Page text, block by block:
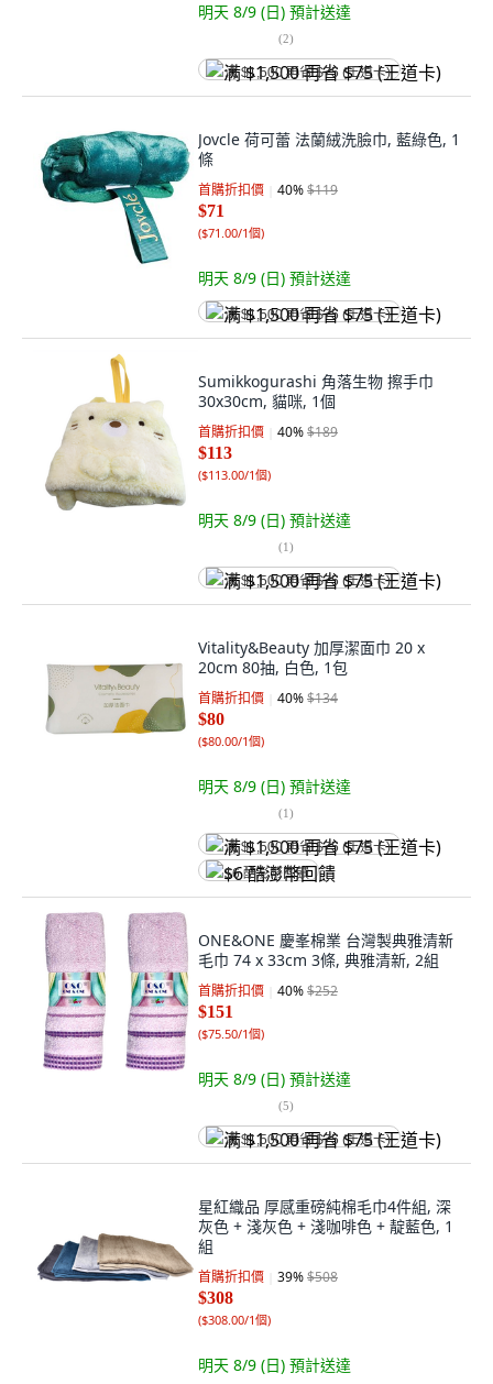
明天 8/9 (日) 預計送達
(2)
满 $1,500 再省 $75 (王道卡)
Jovcle 荷可蕾 法蘭絨洗臉巾, 藍綠色, 1
條
首購折扣價 40%$119
$71
($71.00/1個)
明天 8/9 (日) 預計送達
满 $1,500 再省 $75 (王道卡)
Sumikkogurashi 角落生物 擦手巾
30x30cm, 貓咪, 1個
首購折扣價 40%$189
$113
($113.00/1個)
明天 8/9 (日) 預計送達
(1)
满 $1,500 再省 $75 (王道卡)
Vitality&Beauty 加厚潔面巾 20 x
20cm 80抽, 白色, 1包
首購折扣價 40%$134
$80
($80.00/1個)
明天 8/9 (日) 預計送達
(1)
满 $1,500 再省 $75 (王道卡)
$6 酷澎幣回饋
ONE&ONE 慶峯棉業 台灣製典雅清新
毛巾 74 x 33cm 3條, 典雅清新, 2組
首購折扣價 40%$252
$151
($75.50/1個)
明天 8/9 (日) 預計送達
(5)
满 $1,500 再省 $75 (王道卡)
星紅織品 厚感重磅純棉毛巾4件組, 深
灰色 + 淺灰色 + 淺咖啡色 + 靛藍色, 1
組
首購折扣價 39%$508
$308
($308.00/1個)
明天 8/9 (日) 預計送達